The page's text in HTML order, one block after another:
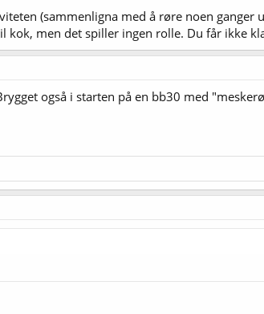
(sammenligna med å røre noen ganger
men det spiller ingen rolle. Du får ikke
også i starten på en bb30 med